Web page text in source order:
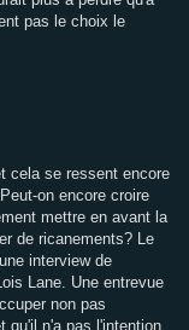
pas le choix le
cela se ressent encore
on encore croire
mettre en avant la
de ricanements? Le
interview de
Lane. Une entrevue
non pas
qu'il n'a pas l'intention